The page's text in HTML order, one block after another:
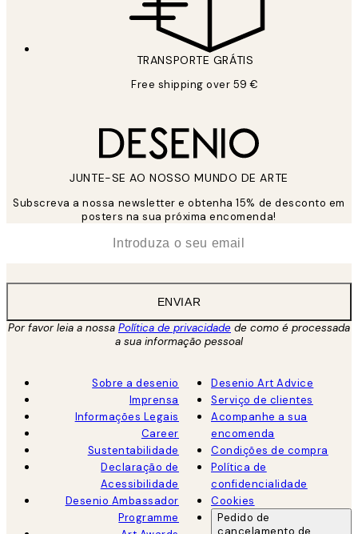
TRANSPORTE GRÁTIS
Free shipping over 59 €
JUNTE-SE AO NOSSO MUNDO DE ARTE
Subscreva a nossa newsletter e obtenha 15% de desconto em
posters na sua próxima encomenda!
ENVIAR
Por favor leia a nossa Política de privacidade de como é processada
a sua informação pessoal
Sobre a desenio
Imprensa
Informações Legais
Career
Sustentabilidade
Declaração de
Acessibilidade
Desenio Ambassador
Programme
Desenio Art Advice
Serviço de clientes
Acompanhe a sua
encomenda
Condições de compra
Política de
confidencialidade
Cookies
Pedido de
cancelamento de